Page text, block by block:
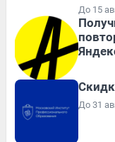
До 15
До 31